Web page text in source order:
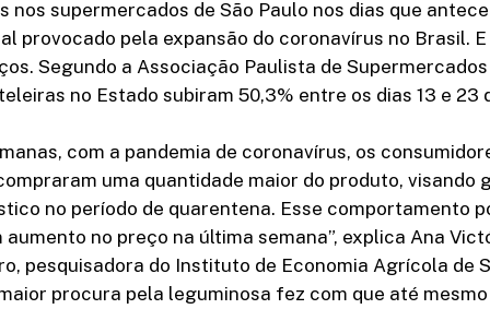
nos supermercados de São Paulo nos dias que
provocado pela expansão do coronavírus no Brasil.
Segundo a Associação Paulista de Supermercados
no Estado subiram 50,3% entre os dias 13 e 23
com a pandemia de coronavírus, os
uma quantidade maior do produto, visando
no período de quarentena. Esse comportamento
no preço na última semana”, explica Ana
pesquisadora do Instituto de Economia Agrícola de
procura pela leguminosa fez com que até